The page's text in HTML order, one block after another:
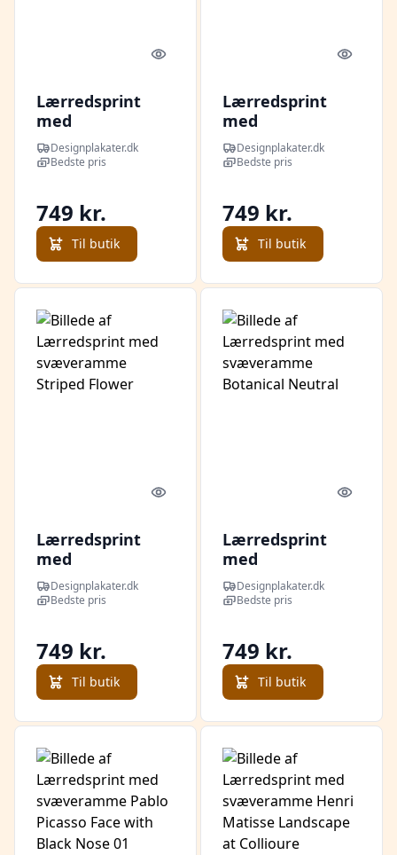
Quick look
Lærredsprint
med
svæveramme
Yayoi Kusama
Designplakater.dk
Bedste pris
749 kr.
Til butik
Quick
Lærredsprint
med
svæveramme
Mark Rothko
Designplakater.dk
Bedste pris
749 kr.
Til butik
Quick look
Lærredsprint
med
svæveramme
Striped Flower
Designplakater.dk
Bedste pris
749 kr.
Til butik
Quick
Lærredsprint
med
svæveramme
Botanical
Designplakater.dk
Bedste pris
749 kr.
Til butik